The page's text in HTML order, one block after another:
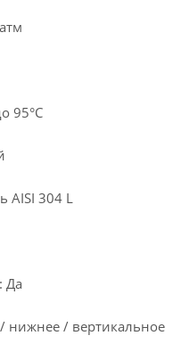
95°С
AISI 304 L
Да
нижнее / вертикальное